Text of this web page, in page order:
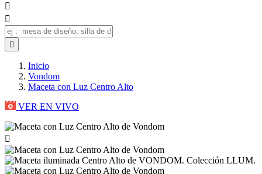



Inicio
Vondom
Maceta con Luz Centro Alto
VER EN VIVO
